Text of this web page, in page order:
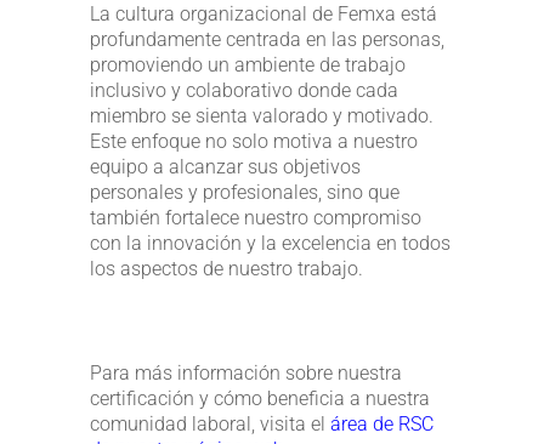
La cultura organizacional de Femxa está
profundamente centrada en las personas,
promoviendo un ambiente de trabajo
inclusivo y colaborativo donde cada
miembro se sienta valorado y motivado.
Este enfoque no solo motiva a nuestro
equipo a alcanzar sus objetivos
personales y profesionales, sino que
también fortalece nuestro compromiso
con la innovación y la excelencia en todos
los aspectos de nuestro trabajo​.
Para más información sobre nuestra
certificación y cómo beneficia a nuestra
comunidad laboral, visita el área de RSC